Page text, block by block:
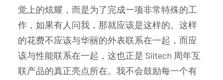
觉上的炫耀，而是为了完成一项非常特殊的工
作，如果有人问我，那就应该是这样的。这样
的花费不应该与华丽的外表联系在一起，而应
该与性能联系在一起，这也正是 Siltech 周年互
联产品的真正亮点所在。我不会鼓励每一个有